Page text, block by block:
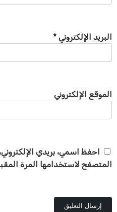
البريد الإلكتروني *
الموقع الإلكتروني
احفظ اسمي، بريدي
المتصفح لاستخدامها المرة